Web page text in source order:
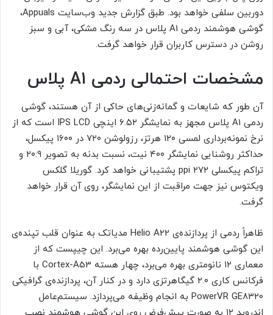
دوربین سلفی خواهد بود. طبق گزارش جدید وب‌سایت Appuals،
گوشی هوشمند ردمی A1 پلاس در سه رنگ مشکی، آبی و سبز
روشن در دسترس کاربران قرار خواهد گرفت.
مشخصات احتمالی ردمی A1 پلاس
آن طور که شایعات و گمانه‌زنی‌های حاکی از آن هستند، گوشی
ردمی A1 پلاس مجهز به نمایشگر ۶.۵۲ اینچی IPS LCD است که از
نرخ نمونه‌برداری لمسی ۱۲۰ هرتز، رزولوشن ۷۲۰ در ۱۶۰۰ پیکسل،
حداکثر روشنایی نمایشگر ۴۰۰ نیت، نسبت بدنه به تصویر ۲۰:۹ و
تراکم پیکسلی ۲۷۲ ppi پشتیبانی خواهد کرد. گوریلا گلکس
ویکتوس نیز جهت مراقبت از این نمایشگر، روی آن قرار خواهد
گرفت.
ظاهراً ردمی از پردازنده‌ی Helio A22 مدیاتک به عنوان قلب تپنده‌ی
این گوشی هوشمند پایین‌رده بهره می‌برد. این چیپست که از
معماری ۱۲ نانومتری بهره می‌برد، چهار هسته Cortex-A53 با
فرکانس کاری ۲.۰ گیگاهرتزی دارد و در کنار آن، پردازنده‌ی گرافیکی
PowerVR GE8320 به انجام وظیفه می‌پردازد. سیستم‌عامل